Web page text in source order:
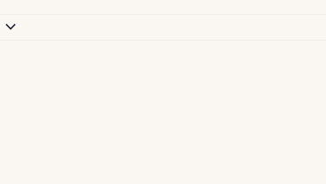
expand_more